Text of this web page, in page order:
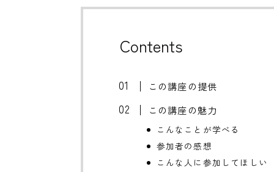
Contents
この講座の提供
この講座の魅力
こんなことが学べる
参加者の感想
こんな人に参加してほしい